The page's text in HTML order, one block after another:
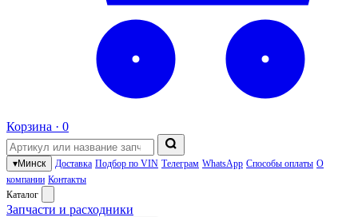
Корзина · 0
▾Минск Доставка Подбор по VIN Телеграм WhatsApp Способы оплаты О
компании Контакты
Каталог
Запчасти и расходники